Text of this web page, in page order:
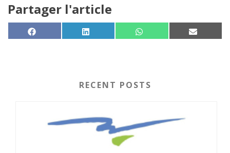
Partager l'article
RECENT POSTS